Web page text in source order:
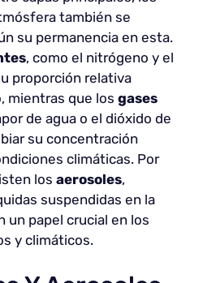
también se
su permanencia en esta.
, como el nitrógeno y el
proporción relativa
mientras que los gases
de agua o el dióxido de
su concentración
climáticas. Por
los aerosoles,
suspendidas en la
un papel crucial en los
y climáticos.